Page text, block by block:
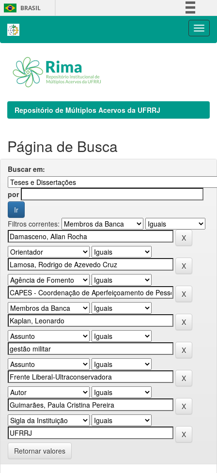
Skip
navigation
BRASIL
Repositório de Múltiplos Acervos da UFRRJ
Página de Busca
Buscar em:
por
Filtros correntes:
Retornar valores